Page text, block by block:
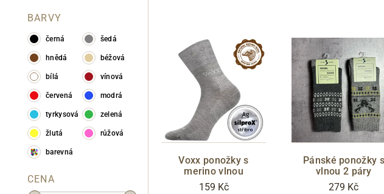
BARVY
černá šedá
hnědá béžová
bílá vínová
červená modrá
tyrkysová zelená
žlutá růžová
barevná
CENA
Voxx ponožky s
merino vlnou
159 Kč
Pánské ponožky s
vlnou 2 páry
279 Kč